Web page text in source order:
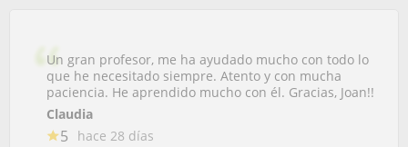
Un gran profesor, me ha ayudado mucho con todo lo
que he necesitado siempre. Atento y con mucha
paciencia. He aprendido mucho con él. Gracias, Joan!!
Claudia
5 hace 28 días